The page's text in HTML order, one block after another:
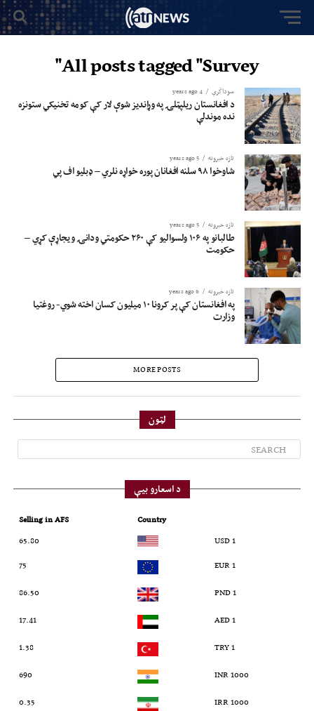
All posts tagged "Survey"
سوداگري 4 years ago
د افغانستان ریلپټلۍ په وړاندیز شوې لار کې کومه تخنیکي ستونزه
نده موندلې
تازه خبرونه 5 years ago
شاوخوا ۹۸ سلنه افغانان پوره خواړه نلري – ډبلیو اف پي
تازه خبرونه 5 years ago
طالبانو په ۱۰۶ ولسوالیو کې ۲۶۰ حکومتي ودانۍ ویجاړې کړي –
حکومت
تازه خبرونه 6 years ago
په افغانستان کې پر کرونا ۱۰ میلیون کسان اخته شوي- روغتیا
وزارت
MORE POSTS
لټون
د اسعارو بیې
Country
Selling in AFS
1 USD
65.80
1 EUR
75
1 PND
86.50
1 AED
17.41
1 TRY
1.38
1000 INR
690
1000 IRR
0.35